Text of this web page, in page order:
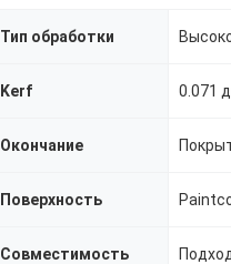
Тип обработки
Kerf 0.071
Окончание
Поверхность
Совместимость